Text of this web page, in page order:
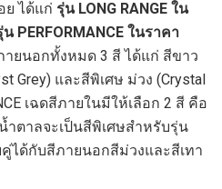
ย ได้แก่ รุ่น LONG RANGE ใน
น PERFORMANCE ในราคา
ายนอกทั้งหมด 3 สี ได้แก่ สีขาว
Grey) และสีพิเศษ ม่วง (Crystal
เฉดสีภายในมีให้เลือก 2 สี คือ
ำตาลจะเป็นสีพิเศษสำหรับรุ่น
คู่ได้กับสีภายนอกสีม่วงและสีเทา